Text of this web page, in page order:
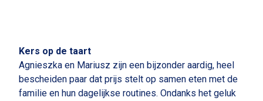
Kers op de taart
Agnieszka en Mariusz zijn een bijzonder aardig, heel
bescheiden paar dat prijs stelt op samen eten met de
familie en hun dagelijkse routines. Ondanks het geluk